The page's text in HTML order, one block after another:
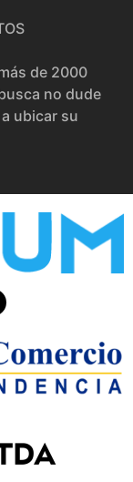
de 2000
no dude
ubicar su